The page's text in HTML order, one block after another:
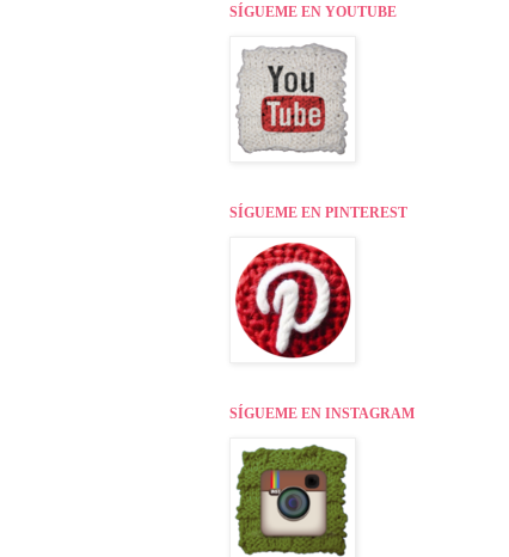
SÍGUEME EN YOUTUBE
SÍGUEME EN PINTEREST
SÍGUEME EN INSTAGRAM